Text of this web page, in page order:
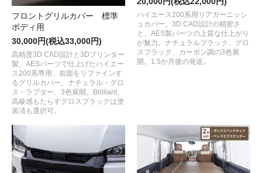
フロントグリルカバー 標準
ボディ用
30,000円(税込33,000円)
高精度3D CAD設計と3Dプリンター
製、AESパーツで仕上げたハイエー
ス200系専用、前面をリファインす
るグリルカバー。ナチュラル・グロ
ス・ラプター、3色展開。Brilliant、
高級感もたらすグロスブラックは塗
装済も選択可。
ハイエース200系用リアガーニッシ
ュカバー。3D CAD設計の精密さ
と、AES製パーツの上質な仕上がり
が魅力。ナチュラルブラック、グロ
スブラック、カーボン調の3色展
開。1.5か月後の発送。